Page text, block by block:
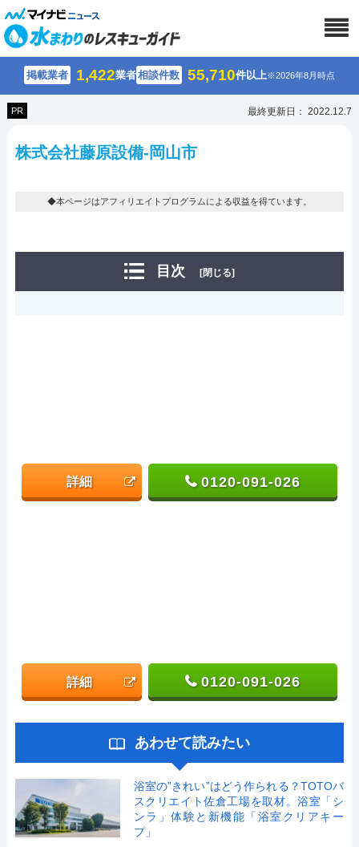
掲載業者 1,422業者相談件数 55,710件以上※2026年8月時点
PR 最終更新日： 2022.12.7
株式会社藤原設備-岡山市
◆本ページはアフィリエイトプログラムによる収益を得ています。
目次 [閉じる]
詳細 0120-091-026
詳細 0120-091-026
あわせて読みたい
浴室の”きれい”はどう作られる？TOTOバ
スクリエイト佐倉工場を取材。浴室「シ
ンラ」体験と新機能「浴室クリアキー
プ」